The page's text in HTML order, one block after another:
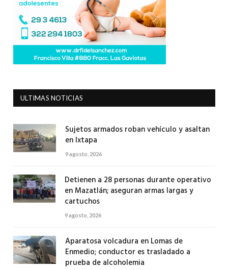
ULTIMAS NOTICIAS
Sujetos armados roban vehículo y asaltan
en Ixtapa
9 agosto, 2026
Detienen a 28 personas durante operativo
en Mazatlán; aseguran armas largas y
cartuchos
9 agosto, 2026
Aparatosa volcadura en Lomas de
Enmedio; conductor es trasladado a
prueba de alcoholemia